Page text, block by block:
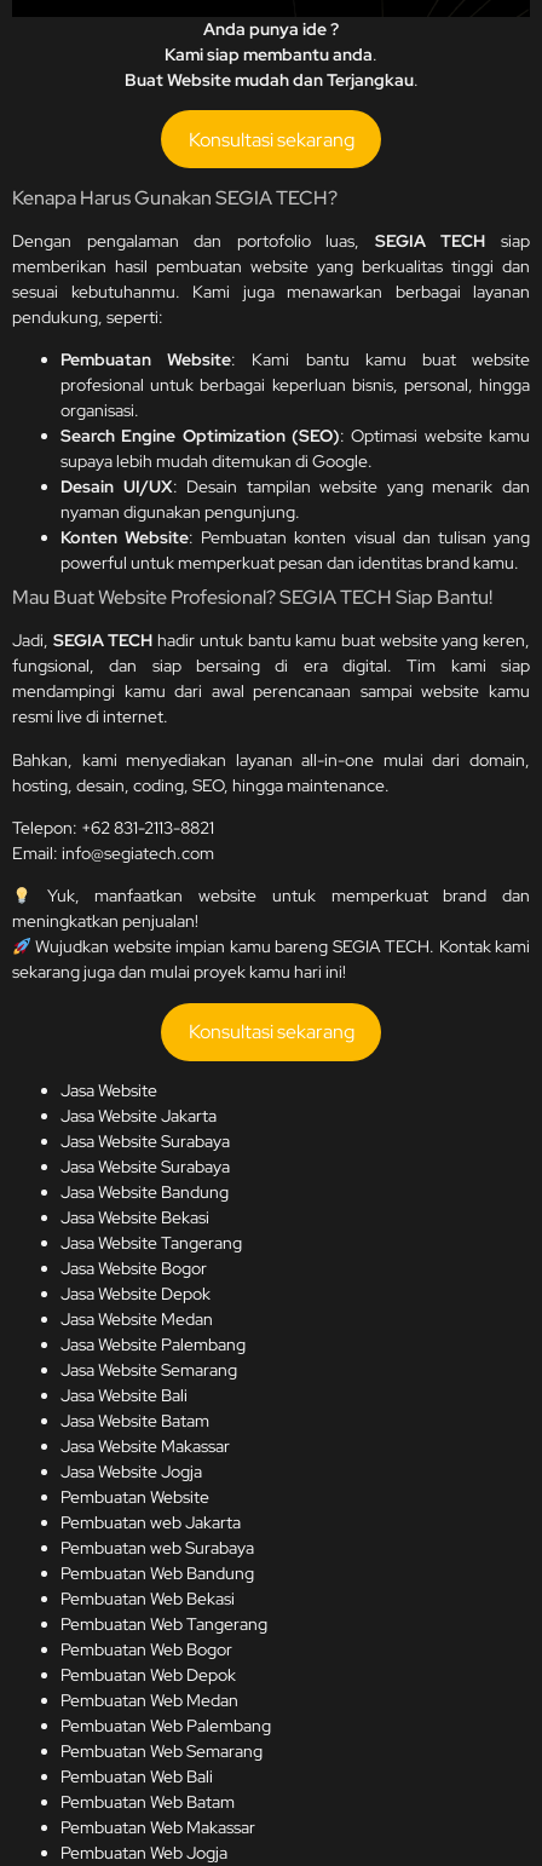
Anda punya ide ?
Kami siap membantu anda.
Buat Website mudah dan Terjangkau.
Konsultasi sekarang
Kenapa Harus Gunakan SEGIA TECH?
Dengan pengalaman dan portofolio luas, SEGIA TECH siap
memberikan hasil pembuatan website yang berkualitas tinggi dan
sesuai kebutuhanmu. Kami juga menawarkan berbagai layanan
pendukung, seperti:
Pembuatan Website: Kami bantu kamu buat website
profesional untuk berbagai keperluan bisnis, personal, hingga
organisasi.
Search Engine Optimization (SEO): Optimasi website kamu
supaya lebih mudah ditemukan di Google.
Desain UI/UX: Desain tampilan website yang menarik dan
nyaman digunakan pengunjung.
Konten Website: Pembuatan konten visual dan tulisan yang
powerful untuk memperkuat pesan dan identitas brand kamu.
Mau Buat Website Profesional? SEGIA TECH Siap Bantu!
Jadi, SEGIA TECH hadir untuk bantu kamu buat website yang keren,
fungsional, dan siap bersaing di era digital. Tim kami siap
mendampingi kamu dari awal perencanaan sampai website kamu
resmi live di internet.
Bahkan, kami menyediakan layanan all-in-one mulai dari domain,
hosting, desain, coding, SEO, hingga maintenance.
Telepon: +62 831-2113-8821
Email: info@segiatech.com
Yuk, manfaatkan website untuk memperkuat brand dan
meningkatkan penjualan!
Wujudkan website impian kamu bareng SEGIA TECH. Kontak kami
sekarang juga dan mulai proyek kamu hari ini!
Konsultasi sekarang
Jasa Website
Jasa Website Jakarta
Jasa Website Surabaya
Jasa Website Surabaya
Jasa Website Bandung
Jasa Website Bekasi
Jasa Website Tangerang
Jasa Website Bogor
Jasa Website Depok
Jasa Website Medan
Jasa Website Palembang
Jasa Website Semarang
Jasa Website Bali
Jasa Website Batam
Jasa Website Makassar
Jasa Website Jogja
Pembuatan Website
Pembuatan web Jakarta
Pembuatan web Surabaya
Pembuatan Web Bandung
Pembuatan Web Bekasi
Pembuatan Web Tangerang
Pembuatan Web Bogor
Pembuatan Web Depok
Pembuatan Web Medan
Pembuatan Web Palembang
Pembuatan Web Semarang
Pembuatan Web Bali
Pembuatan Web Batam
Pembuatan Web Makassar
Pembuatan Web Jogja